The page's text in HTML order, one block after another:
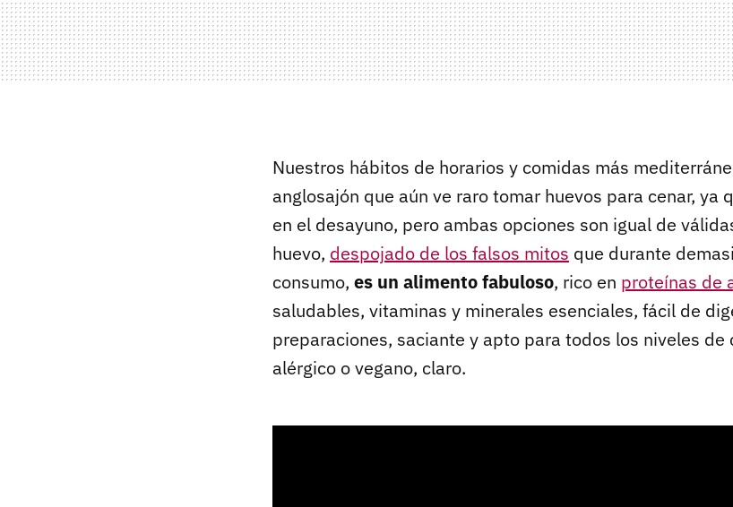
Nuestros hábitos de horarios y comidas más
anglosajón que aún ve raro tomar huevos para cenar, ya
en el desayuno, pero ambas opciones son igual de
huevo, despojado de los falsos mitos que durante
consumo, es un alimento fabuloso, rico en proteínas de
saludables, vitaminas y minerales esenciales, fácil de
preparaciones, saciante y apto para todos los niveles de
alérgico o vegano, claro.